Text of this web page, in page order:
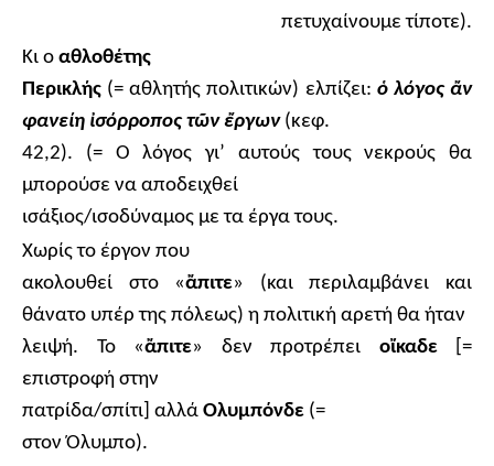
πετυχαίνουμε τίποτε).
Κι ο αθλοθέτης
Περικλής (= αθλητής πολιτικών) ελπίζει: ὁλόγοςἄν
φανείη ἰσόρροπος τῶνἔργων(κεφ.
42,2). (= Ο λόγος γι’ αυτούς τους νεκρούς θα
μπορούσε να αποδειχθεί
ισάξιος/ισοδύναμος με τα έργα τους.
Χωρίς το έργον που
ακολουθεί στο «ἄπιτε» (και περιλαμβάνει και
θάνατο υπέρ της πόλεως) η πολιτική αρετή θα ήταν
λειψή. Το «ἄπιτε» δεν προτρέπει οἴκαδε[=
επιστροφή στην
πατρίδα/σπίτι] αλλά Ολυμπόνδε (=
στον Όλυμπο).